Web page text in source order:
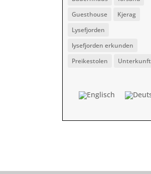
Guesthouse
Kjerag
Lysefjorden
lysefjorden erkunden
Preikestolen
Unterkunft